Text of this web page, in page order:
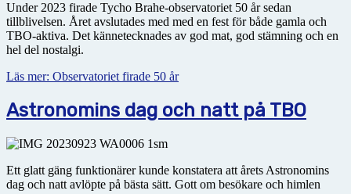
Under 2023 firade Tycho Brahe-observatoriet 50 år sedan
tillblivelsen. Året avslutades med med en fest för både gamla och
TBO-aktiva. Det kännetecknades av god mat, god stämning och en
hel del nostalgi.
Läs mer: Observatoriet firade 50 år
Astronomins dag och natt på TBO
Ett glatt gäng funktionärer kunde konstatera att årets Astronomins
dag och natt avlöpte på bästa sätt. Gott om besökare och himlen